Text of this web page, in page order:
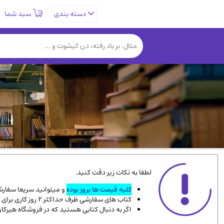
دسته بندی سبد شما
کتب نادر و کمیاب(19)
فلسفه و جامعه شناسی(151)
دانشگاهی و آموزشی(534)
ورزشی و تربیت بدنی
سیاسی(116)
کتاب های مصور رنگی و گلاسه(23)
دایره المعارف و فرهنگ
سینما و فیلم
زندگینامه شهدا
لطفا به نکات زیر دقت کنید.
کلیه قیمت ها بروز بودهو میتوانید سریعا
کتاب های سفارشی ظرف حداکثر 2 روز کاری برای پست پیشتاز، و 3 روز کاری برای پست سفارشی، به دست شما میرسد.
اگر به دنبال کتابی هستید که در فروشگاه